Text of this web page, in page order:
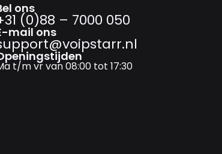
ons
(0)88 – 7000 050
mail ons
t/m vr van 08:00 tot 17:30